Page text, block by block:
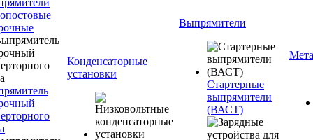
Конденсаторные
установки
Выпрямители
Стартерные
выпрямители
(ВАСТ)